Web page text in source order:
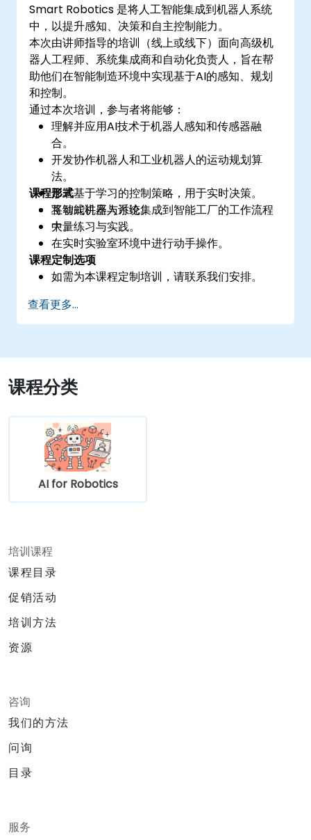
Smart Robotics 是将人工智能集成到机器人系统
中，以提升感知、决策和自主控制能力。
本次由讲师指导的培训（线上或线下）面向高级机
器人工程师、系统集成商和自动化负责人，旨在帮
助他们在智能制造环境中实现基于AI的感知、规划
和控制。
通过本次培训，参与者将能够：
理解并应用AI技术于机器人感知和传感器融
合。
开发协作机器人和工业机器人的运动规划算
法。
部署基于学习的控制策略，用于实时决策。
将智能机器人系统集成到智能工厂的工作流程
中。
课程形式
互动式讲座与讨论。
大量练习与实践。
在实时实验室环境中进行动手操作。
课程定制选项
如需为本课程定制培训，请联系我们安排。
查看更多...
课程分类
AI for Robotics
培训课程
课程目录
促销活动
培训方法
资源
咨询
我们的方法
问询
目录
服务